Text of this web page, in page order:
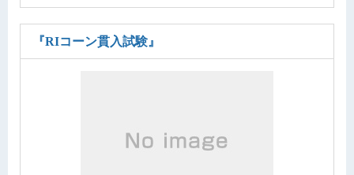
『RIコーン貫入試験』